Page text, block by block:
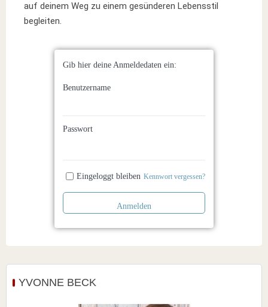
auf deinem Weg zu einem gesünderen Lebensstil
begleiten.
Gib hier deine Anmeldedaten ein:
Benutzername
Passwort
Eingeloggt bleiben Kennwort vergessen?
Anmelden
YVONNE BECK